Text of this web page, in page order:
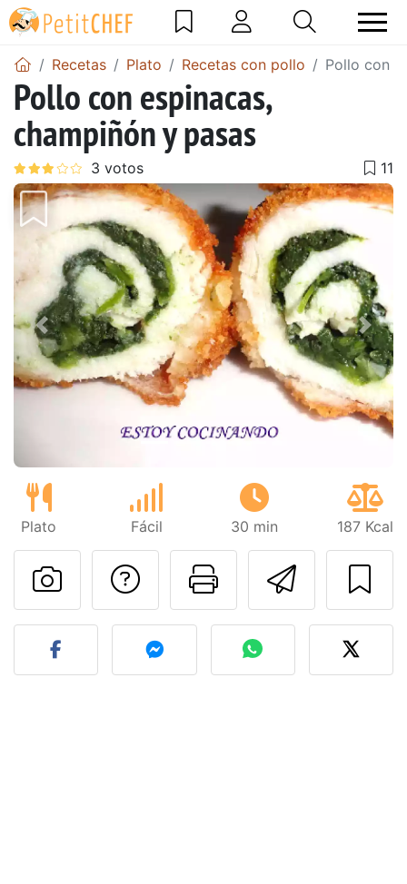
Recetas Plato Recetas con pollo Pollo con
Pollo con espinacas,
champiñón y pasas
Anterior
Plato Fácil 30 min 187 Kcal
Imprimir
Preguntar al autor
Publicar la foto de esta